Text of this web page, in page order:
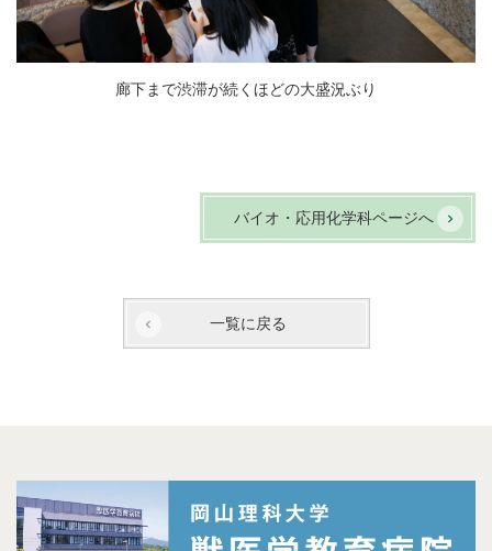
廊下まで渋滞が続くほどの大盛況ぶり
バイオ・応用化学科ページへ
一覧に戻る